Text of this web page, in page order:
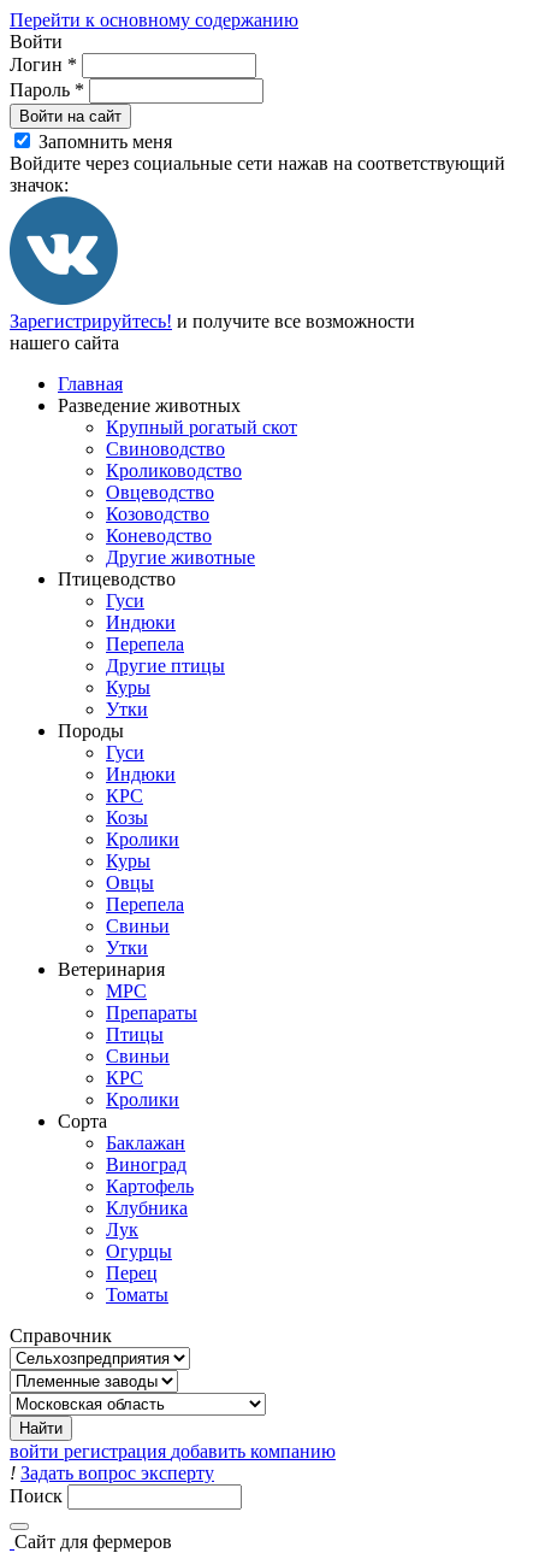
Перейти к основному содержанию
Войти
Логин *
Пароль *
Войти на сайт
Запомнить меня
Войдите через социальные сети нажав на соответствующий
значок:
Зарегистрируйтесь! и получите все возможности
нашего сайта
Главная
Разведение животных
Крупный рогатый скот
Свиноводство
Кролиководство
Овцеводство
Козоводство
Коневодство
Другие животные
Птицеводство
Гуси
Индюки
Перепела
Другие птицы
Куры
Утки
Породы
Гуси
Индюки
КРС
Козы
Кролики
Куры
Овцы
Перепела
Свиньи
Утки
Ветеринария
МРС
Препараты
Птицы
Свиньи
КРС
Кролики
Сорта
Баклажан
Виноград
Картофель
Клубника
Лук
Огурцы
Перец
Томаты
Справочник
войти регистрация добавить компанию
! Задать вопрос эксперту
Поиск
Сайт для фермеров